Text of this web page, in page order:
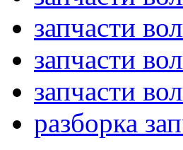
запчасти
запчасти
запчасти
разборка